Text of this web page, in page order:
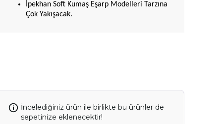
İpekhan Soft Kumaş Eşarp Modelleri Tarzına
Çok Yakışacak.
İncelediğiniz ürün ile birlikte bu ürünler de
sepetinize eklenecektir!